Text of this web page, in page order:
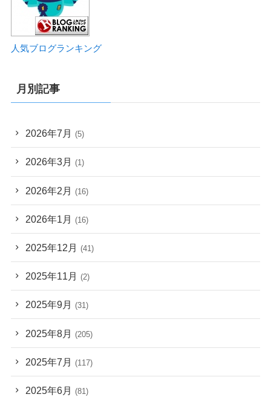
人気ブログランキング
月別記事
2026年7月 (5)
2026年3月 (1)
2026年2月 (16)
2026年1月 (16)
2025年12月 (41)
2025年11月 (2)
2025年9月 (31)
2025年8月 (205)
2025年7月 (117)
2025年6月 (81)